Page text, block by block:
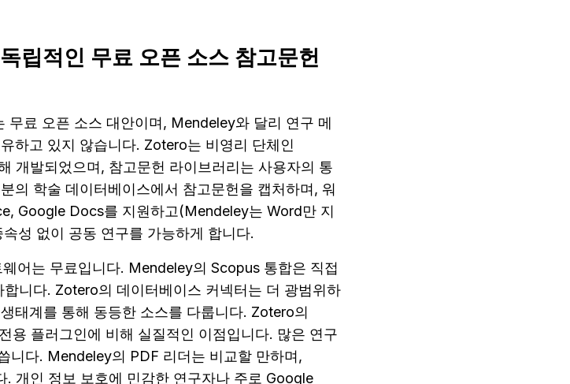
립적인 무료 오픈 소스 참고문헌
료 오픈 소스 대안이며, Mendeley와 달리 연구 메
하고 있지 않습니다. Zotero는 비영리 단체인
개발되었으며, 참고문헌 라이브러리는 사용자의 통
의 학술 데이터베이스에서 참고문헌을 캡처하며, 워
Google Docs를 지원하고(Mendeley는 Word만 지
성 없이 공동 연구를 가능하게 합니다.
어는 무료입니다. Mendeley의 Scopus 통합은 직접
니다. Zotero의 데이터베이스 커넥터는 더 광범위하
태계를 통해 동등한 소스를 다룹니다. Zotero의
플러그인에 비해 실질적인 이점입니다. 많은 연구
니다. Mendeley의 PDF 리더는 비교할 만하며,
개인 정보 보호에 민감한 연구자나 주로 Google